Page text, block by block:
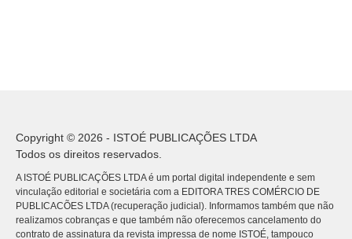
Copyright © 2026 - ISTOÉ PUBLICAÇÕES LTDA
Todos os direitos reservados.
A ISTOÉ PUBLICAÇÕES LTDA é um portal digital independente e sem
vinculação editorial e societária com a EDITORA TRES COMÉRCIO DE
PUBLICACÕES LTDA (recuperação judicial). Informamos também que não
realizamos cobranças e que também não oferecemos cancelamento do
contrato de assinatura da revista impressa de nome ISTOÉ, tampouco